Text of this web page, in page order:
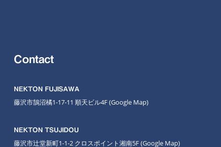
Contact
NEKTON FUJISAWA
藤沢市鵠沼橘1-17-11 順天ビル4F(Google Map)
NEKTON TSUJIDOU
藤沢市辻堂新町1-1-2 クロスポイント湘南5F(Google Map)